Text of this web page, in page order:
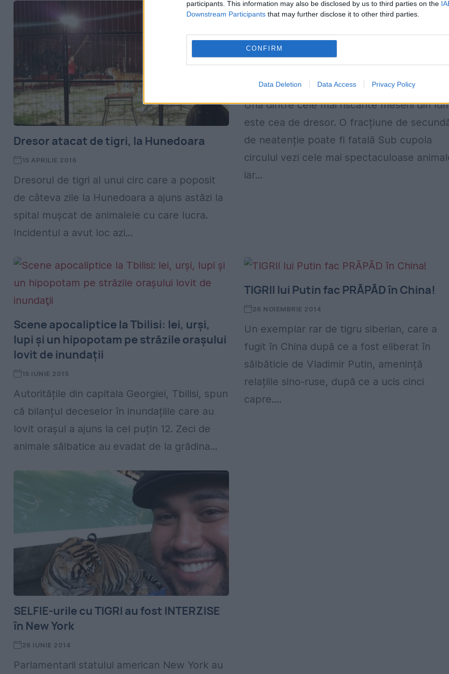
participants. This information may also be disclosed by us to third parties on the
Downstream Participants that may further disclose it to other third parties.
CONFIRM
Data Deletion Data Access Privacy Policy
Dresor atacat de tigri, la Hunedoara
15 APRILIE 2016
Dresorul de tigri al unui circ care a poposit
de câteva zile la Hunedoara a ajuns astăzi la
spital muşcat de animalele cu care lucra.
Incidentul a avut loc azi...
La Circ! Feline înspăimântătoare,
cu botul pe labe
26 MARTIE 2016
Una dintre cele mai riscante meserii din
este cea de dresor. O fracțiune de
de neatenție poate fi fatală Sub cupola
circului vezi cele mai spectaculoase
iar...
Scene apocaliptice la Tbilisi: lei, urşi,
lupi şi un hipopotam pe străzile oraşului
lovit de inundaţii
15 IUNIE 2015
Autoritățile din capitala Georgiei, Tbilisi, spun
că bilanțul deceselor în inundațiile care au
lovit orașul a ajuns la cel puțin 12. Zeci de
animale sălbatice au evadat de la grădina...
TIGRII lui Putin fac PRĂPĂD în China!
26 NOIEMBRIE 2014
Un exemplar rar de tigru siberian, care a
fugit în China după ce a fost eliberat în
sălbăticie de Vladimir Putin, amenință
relațiile sino-ruse, după ce a ucis cinci
capre....
SELFIE-urile cu TIGRI au fost INTERZISE
în New York
26 IUNIE 2014
Parlamentarii statului american New York au